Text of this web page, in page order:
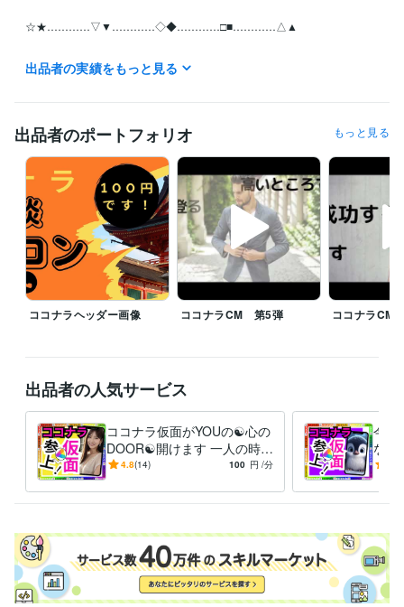
☆★…………▽▼…………◇◆…………□■…………△▲
月曜日~日曜日の全ての日にちの待機中の時はご利用可能です。
お休みさせていただくときは受付休止にします。！Σ(×_×;)!
で！待機中時間、お気軽にどうぞ
離席中、対応中の時は他の皆様のDMの連絡が遅れることがありますが、
必ずDM連絡致しますので不快な気持ちには限りなくさせないつもりで
す。
【怒り、憎しみ、復讐心、嫉妬・・・etc】
真心のこもった精神で頑張りますm(_ _)m
☆★…………▽▼…………◇◆…………□■…………△▲
♥♦寂しい、悩みがある、聞いてほしい事がある方DMください
♦♥このスケジュール見て何か思った方はDMください、スゴい、素晴らし
い、キモい、ウザい、土に埋もれてしまえ！・・・・etc
♥♦冬の寒さが厳しいのでDMください
経験職種
ライフスタイル・その他 / スタイリスト 経験年数 : 7年
ライフスタイル・その他 / 美容師・ネイリスト・美容家
経験年数 : 7
年
ライフスタイル・その他 / シェフ・パティシエ 経験年数 : 10年
出品者の実績をもっと見る
出品者のポートフォリオ もっと見る
ココナラヘッダー画像 ココナラCM 第5弾 ココナラCM
出品者の人気サービス
ココナラ仮面がYOUの☯️心の
DOOR☯️開けます 一人の時誰
かと話したい❇️まわりに流さ
4.8(14) 100 円 /分
今つ
なん
愚痴
避難